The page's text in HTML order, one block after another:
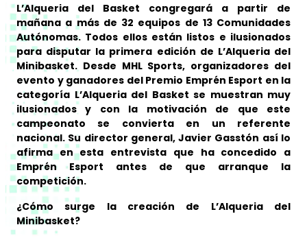
L’Alqueria del Basket congregará a partir de
mañana a más de 32 equipos de 13 Comunidades
Autónomas. Todos ellos están listos e ilusionados
para disputar la primera edición de L’Alqueria del
Minibasket. Desde MHL Sports, organizadores del
evento y ganadores del Premio Emprén Esport en la
categoría L’Alqueria del Basket se muestran muy
ilusionados y con la motivación de que este
campeonato se convierta en un referente
nacional. Su director general, Javier Gasstón así lo
afirma en esta entrevista que ha concedido a
Emprén Esport antes de que arranque la
competición.
¿Cómo surge la creación de L’Alqueria del
Minibasket?